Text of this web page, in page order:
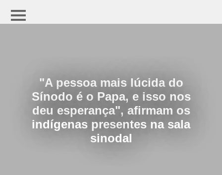
"A pessoa mais lúcida do
Sínodo é o Papa, e isso nos
deu esperança", afirmam os
indígenas presentes na sala
sinodal